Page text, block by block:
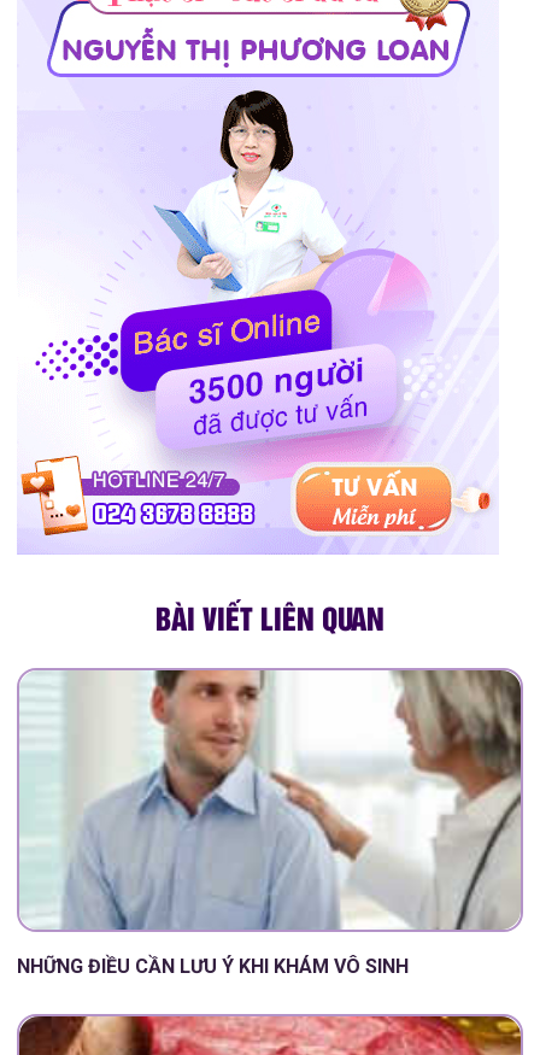
BÀI VIẾT LIÊN QUAN
NHỮNG ĐIỀU CẦN LƯU Ý KHI KHÁM VÔ SINH